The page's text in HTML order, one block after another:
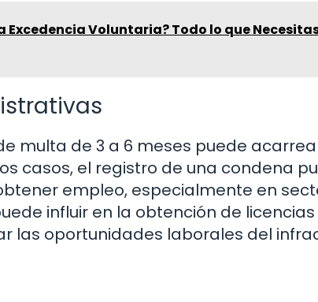
Excedencia Voluntaria? Todo lo que
multa de 3 a 6 meses puede
casos, el registro de una condena
empleo, especialmente en
influir en la obtención de licencias
las oportunidades laborales del